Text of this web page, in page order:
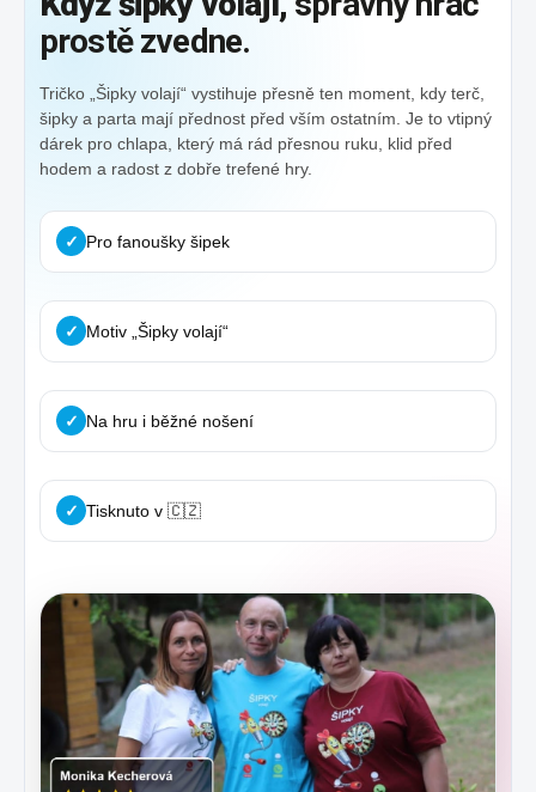
prostě zvedne.
Tričko „Šipky volají“ vystihuje přesně ten moment, kdy terč,
šipky a parta mají přednost před vším ostatním. Je to vtipný
dárek pro chlapa, který má rád přesnou ruku, klid před
hodem a radost z dobře trefené hry.
✓ Pro fanoušky šipek
✓ Motiv „Šipky volají“
✓ Na hru i běžné nošení
✓ Tisknuto v 🇨🇿